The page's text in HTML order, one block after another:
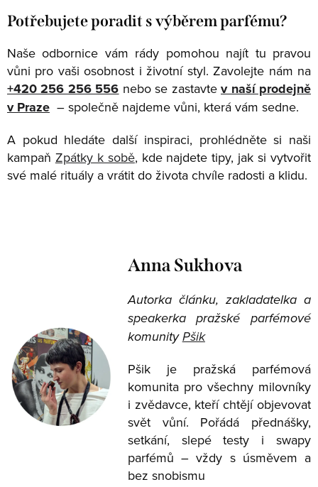
Potřebujete poradit s výběrem parfému?
Naše odbornice vám rády pomohou najít tu pravou
vůni pro vaši osobnost i životní styl. Zavolejte nám na
+420 256 256 556 nebo se zastavtev naší prodejně
v Praze – společně najdeme vůni, která vám sedne.
A pokud hledáte další inspiraci, prohlédněte si naši
kampaň Zpátky k sobě, kde najdete tipy, jak si vytvořit
své malé rituály a vrátit do života chvíle radosti a klidu.
Anna Sukhova
Autorka článku, zakladatelka a
speakerka pražské parfémové
komunityPšik
Pšik je pražská parfémová
komunita pro všechny milovníky
i zvědavce, kteří chtějí objevovat
svět vůní. Pořádá přednášky,
setkání, slepé testy i swapy
parfémů – vždy s úsměvem a
bez snobismu